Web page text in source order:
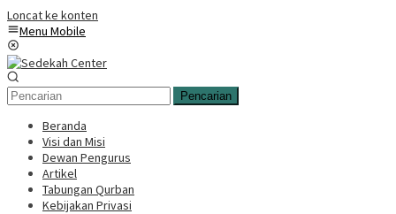
Loncat ke konten
Menu Mobile
Pencarian
Beranda
Visi dan Misi
Dewan Pengurus
Artikel
Tabungan Qurban
Kebijakan Privasi